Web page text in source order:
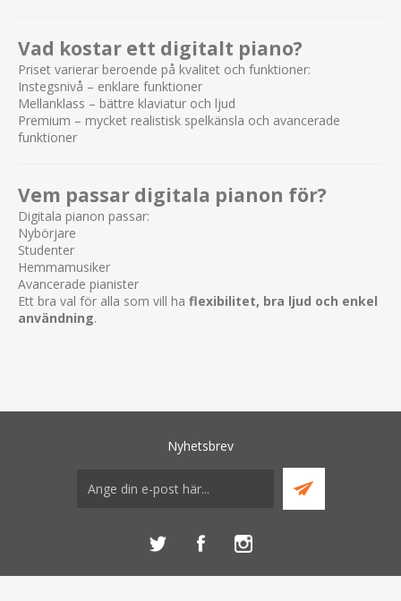
Vad kostar ett digitalt piano?
Priset varierar beroende på kvalitet och funktioner:
Instegsnivå – enklare funktioner
Mellanklass – bättre klaviatur och ljud
Premium – mycket realistisk spelkänsla och avancerade
funktioner
Vem passar digitala pianon för?
Digitala pianon passar:
Nybörjare
Studenter
Hemmamusiker
Avancerade pianister
Ett bra val för alla som vill ha flexibilitet, bra ljud och enkel
användning.
Nyhetsbrev